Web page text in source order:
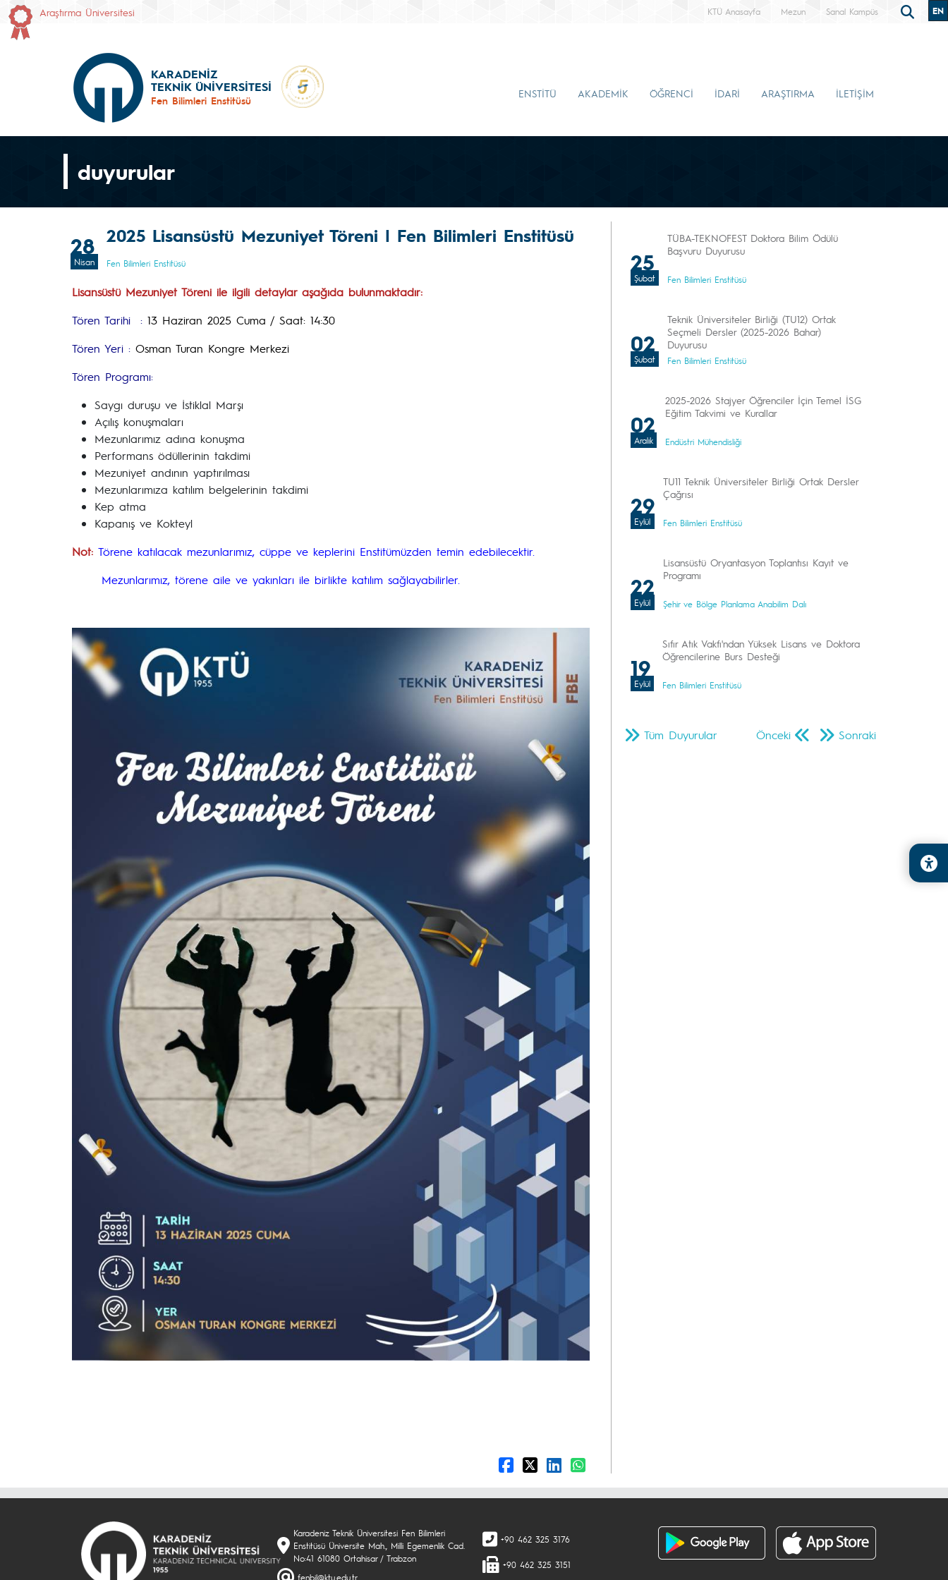
Araştırma Üniversitesi KTÜ Anasayfa Mezun Sanal Kampüs EN
KARADENİZ
TEKNİK ÜNİVERSİTESİ
Fen Bilimleri Enstitüsü
ENSTİTÜ AKADEMİK ÖĞRENCİ İDARİ ARAŞTIRMA İLETİŞİM
duyurular
28
Nisan
2025 Lisansüstü Mezuniyet Töreni | Fen Bilimleri Enstitüsü
Fen Bilimleri Enstitüsü
Lisansüstü Mezuniyet Töreni ile ilgili detaylar aşağıda bulunmaktadır:
Tören Tarihi : 13 Haziran 2025 Cuma / Saat: 14:30
Tören Yeri : Osman Turan Kongre Merkezi
Tören Programı:
Saygı duruşu ve İstiklal Marşı
Açılış konuşmaları
Mezunlarımız adına konuşma
Performans ödüllerinin takdimi
Mezuniyet andının yaptırılması
Mezunlarımıza katılım belgelerinin takdimi
Kep atma
Kapanış ve Kokteyl
Not: Törene katılacak mezunlarımız, cüppe ve keplerini Enstitümüzden temin edebilecektir.
Mezunlarımız, törene aile ve yakınları ile birlikte katılım sağlayabilirler.
25
Şubat
TÜBA-TEKNOFEST Doktora Bilim Ödülü
Başvuru Duyurusu
Fen Bilimleri Enstitüsü
02
Şubat
Teknik Üniversiteler Birliği (TU12) Ortak
Seçmeli Dersler (2025-2026 Bahar)
Duyurusu
Fen Bilimleri Enstitüsü
02
Aralık
2025-2026 Stajyer Öğrenciler İçin Temel İSG
Eğitim Takvimi ve Kurallar
Endüstri Mühendisliği
29
Eylül
TU11 Teknik Üniversiteler Birliği Ortak Dersler
Çağrısı
Fen Bilimleri Enstitüsü
22
Eylül
Lisansüstü Oryantasyon Toplantısı Kayıt ve
Programı
Şehir ve Bölge Planlama Anabilim Dalı
19
Eylül
Sıfır Atık Vakfı'ndan Yüksek Lisans ve Doktora
Öğrencilerine Burs Desteği
Fen Bilimleri Enstitüsü
Önceki Sonraki
Tüm Duyurular
Karadeniz Teknik Üniversitesi Fen Bilimleri
Enstitüsü Üniversite Mah., Milli Egemenlik Cad.
No:41 61080 Ortahisar / Trabzon
fenbil@ktu.edu.tr
+90 462 325 3176
+90 462 325 3151